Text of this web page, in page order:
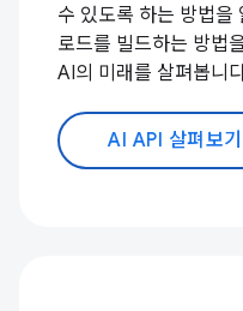
수 있도록 하는 방법을
로드를 빌드하는 방법
AI의 미래를 살펴봅니
AI API 살펴보기